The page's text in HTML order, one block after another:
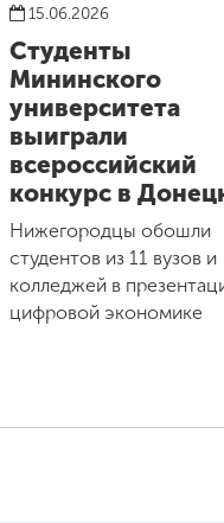
15.06.2026
Студенты
Мининского
университета
выиграли
всероссийский
конкурс в
Нижегородцы обошли
студентов из 11 вузов и
колледжей в
цифровой экономике